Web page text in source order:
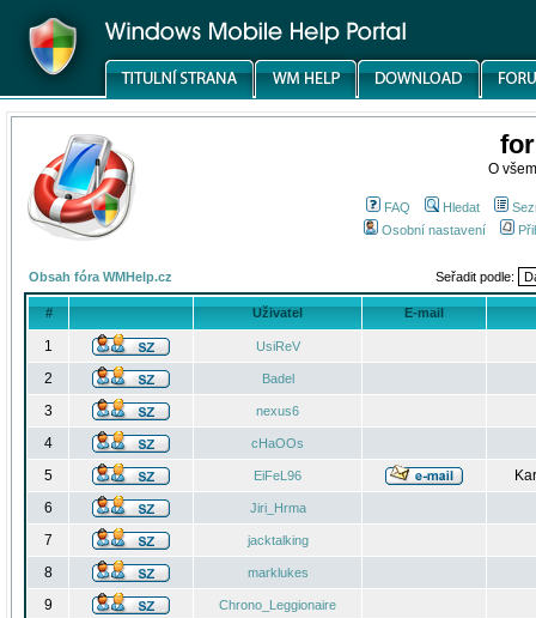
O
FAQ Hledat
Osobní nastavení
Obsah fóra WMHelp.cz Seřadit podle:
# Uživatel E-mail
1 UsiReV
2 Badel
3 nexus6
4 cHaOOs
5 EiFeL96
6
Jiri_Hrma
7 jacktalking
8 marklukes
9 Chrono_Leggionaire